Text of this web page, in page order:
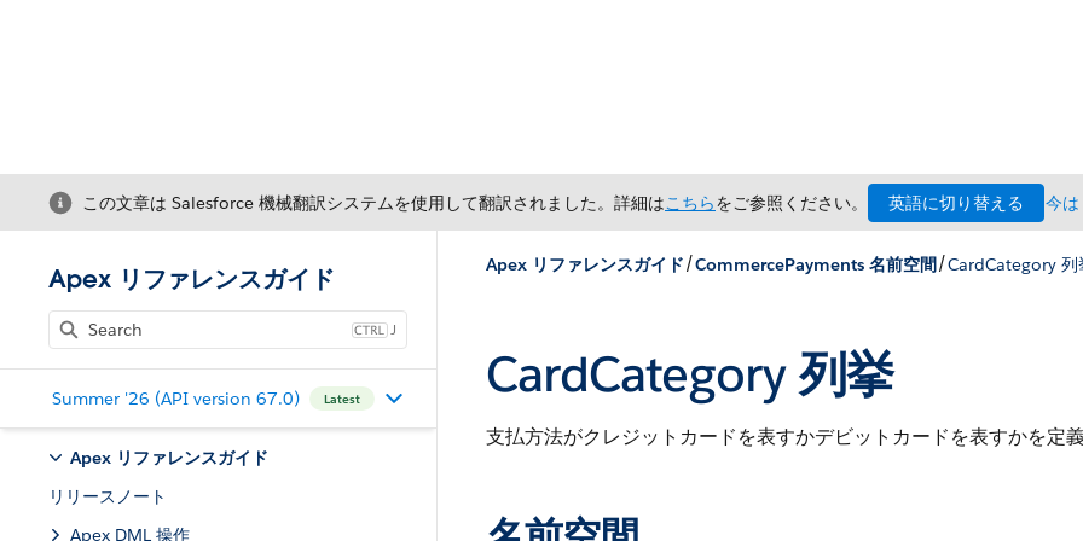
この文章は Salesforce 機械翻訳システムを使用して翻訳されました。詳細はこちらをご参照ください。 英語に切り替える 今は
Apex リファレンスガイド
J
Summer '26 (API version 67.0) Latest
Apex リファレンスガイド
リリースノート
Apex DML 操作
Apex リファレンスガイド/CommercePayments 名前空間/CardCategory 列
CardCategory 列挙
支払方法がクレジットカードを表すかデビットカードを表すかを定義